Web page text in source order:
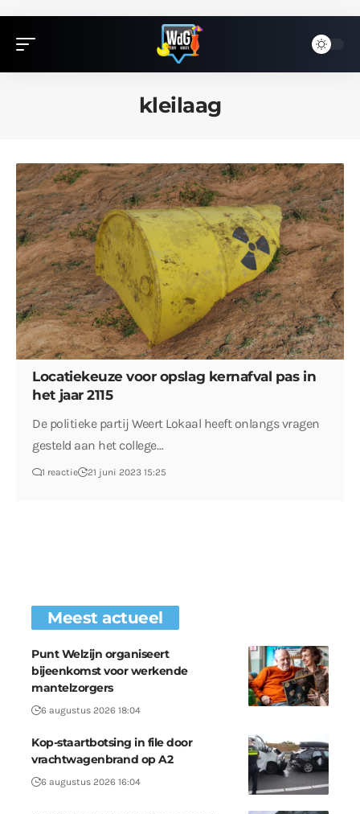
kleilaag
Locatiekeuze voor opslag kernafval pas in
het jaar 2115
De politieke partij Weert Lokaal heeft onlangs vragen
gesteld aan het college…
1 reactie 21 juni 2023 15:25
Meest actueel
Punt Welzijn organiseert
bijeenkomst voor werkende
mantelzorgers
6 augustus 2026 18:04
Kop-staartbotsing in file door
vrachtwagenbrand op A2
6 augustus 2026 16:04